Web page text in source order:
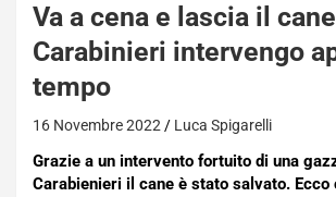
Va a cena e lascia il
Carabinieri intervengo
tempo
16 Novembre 2022 Luca Spigarelli
Grazie a un intervento fortuito di una
Carabienieri il cane è stato salvato.